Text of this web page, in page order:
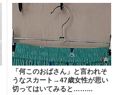
「何このおばさん」と言われそ
うなスカート→47歳女性が思い
切ってはいてみると……...